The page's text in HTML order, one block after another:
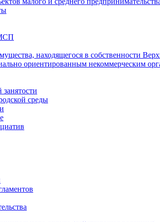
находящегося в собственности
ориентированным некоммерческим
среды